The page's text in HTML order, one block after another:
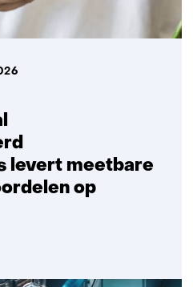
levert meetbare
op